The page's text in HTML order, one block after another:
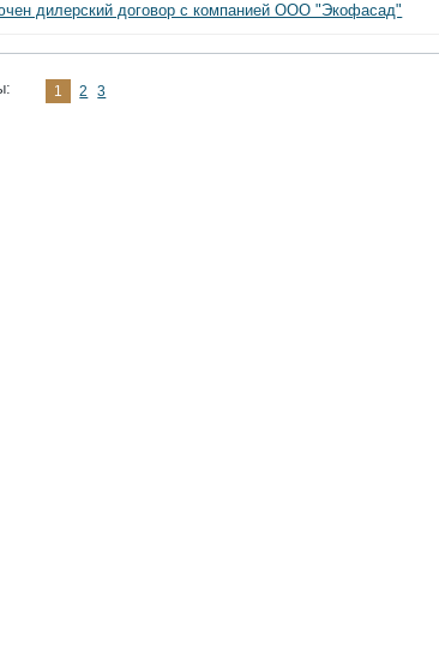
дилерский договор с компанией ООО "Экофасад"
1 2 3